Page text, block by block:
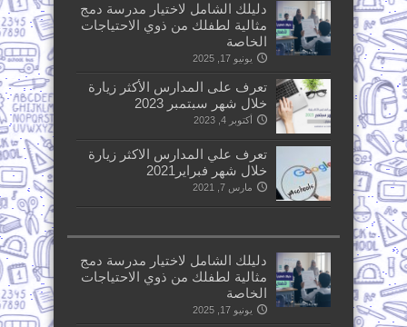
دليلك الشامل لاختيار مدرسة دمج
مثالية لطفلك من ذوي الاحتياجات
الخاصة
يونيو 17, 2025
تعرف على المدارس الأكثر زيارة
خلال شهر سبتمبر 2023
أكتوبر 4, 2023
تعرف علي المدارس الاكثر زيارة
خلال شهر فبراير2021
مارس 7, 2021
دليلك الشامل لاختيار مدرسة دمج
مثالية لطفلك من ذوي الاحتياجات
الخاصة
يونيو 17, 2025